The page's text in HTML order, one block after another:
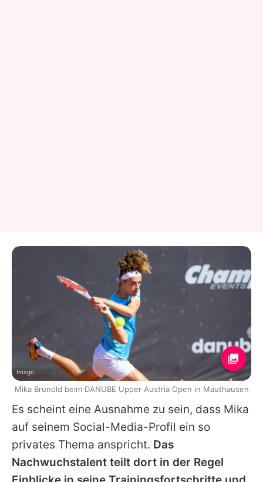
Es scheint eine Ausnahme zu sein, dass Mika
auf seinem Social-Media-Profil ein so
privates Thema anspricht. Das
Nachwuchstalent teilt dort in der Regel
Imago
Mika Brunold beim DANUBE Upper Austria Open in Mauthausen